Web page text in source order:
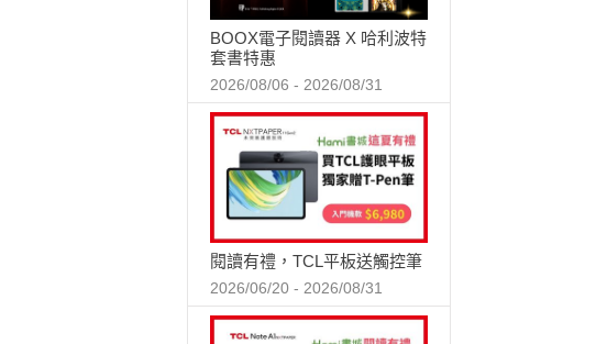
BOOX電子閱讀器 X 哈利波特
套書特惠
2026/08/06 - 2026/08/31
閱讀有禮，TCL平板送觸控筆
2026/06/20 - 2026/08/31